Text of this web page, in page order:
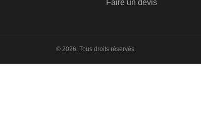
Faire un devis
© 2026. Tous droits réservés.